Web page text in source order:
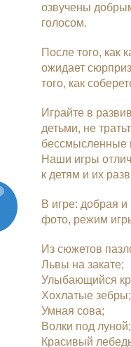
озвучены
голосом.
После того, как
ожидает
того, как
Играйте в
детьми, не
бессмысленные
Наши игры
к детям и их
В игре: добрая
фото, режим
Из сюжетов
Львы на закате;
Улыбающийся
Хохлатые зебры;
Умная сова;
Волки под луной;
Красивый